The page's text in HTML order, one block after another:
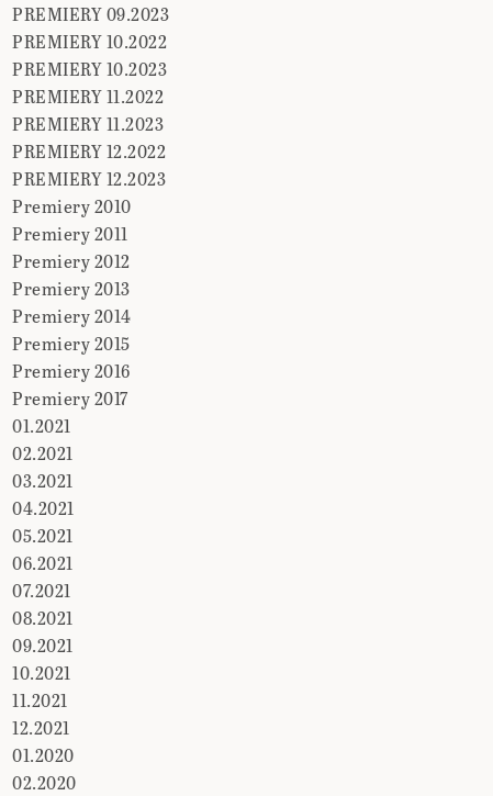
PREMIERY 09.2023
PREMIERY 10.2022
PREMIERY 10.2023
PREMIERY 11.2022
PREMIERY 11.2023
PREMIERY 12.2022
PREMIERY 12.2023
Premiery 2010
Premiery 2011
Premiery 2012
Premiery 2013
Premiery 2014
Premiery 2015
Premiery 2016
Premiery 2017
01.2021
02.2021
03.2021
04.2021
05.2021
06.2021
07.2021
08.2021
09.2021
10.2021
11.2021
12.2021
01.2020
02.2020